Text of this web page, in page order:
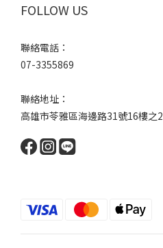
FOLLOW US
聯絡電話：
07-3355869
聯絡地址：
高雄市苓雅區海邊路31號16樓之2